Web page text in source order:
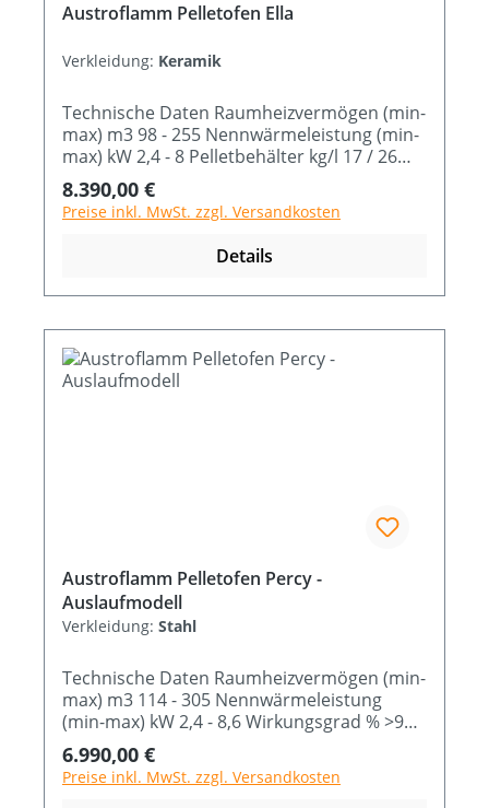
Austroflamm Pelletofen Ella
Verkleidung: Keramik
Technische Daten Raumheizvermögen (min-
max) m3 98 - 255 Nennwärmeleistung (min-
max) kW 2,4 - 8 Pelletbehälter kg/l 17 / 26
Brennstoffverbrauch (min-max) kg/h 0,6 - 2
Abmessung B x T x H cm 54 x 54 x 120,2
Regulärer Preis:
8.390,00 €
Preise inkl. MwSt. zzgl. Versandkosten
Details
Austroflamm Pelletofen Percy -
Auslaufmodell
Verkleidung: Stahl
Technische Daten Raumheizvermögen (min-
max) m3 114 - 305 Nennwärmeleistung
(min-max) kW 2,4 - 8,6 Wirkungsgrad % >90
Brennstoffverbrauch (min-max) Kg/h 0,6 -
2,1 Abmessung B x T x H cm 52,6 x 51,7 x 112
Regulärer Preis:
6.990,00 €
Preise inkl. MwSt. zzgl. Versandkosten